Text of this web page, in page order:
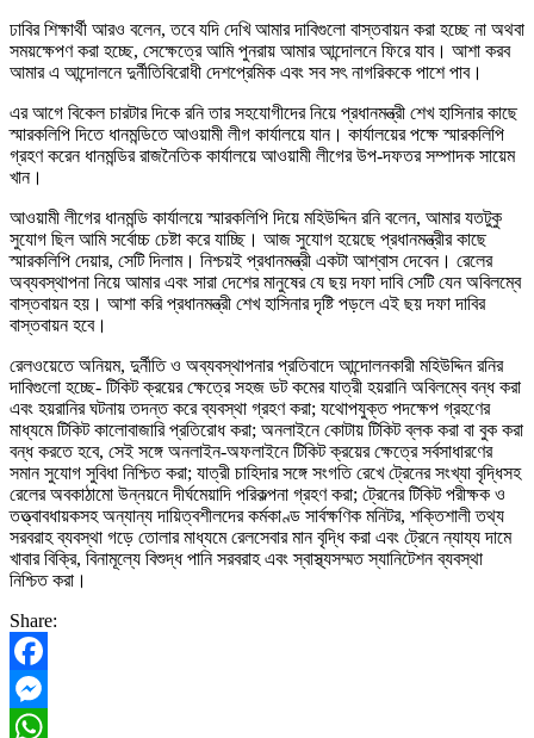
ঢাবির শিক্ষার্থী আরও বলেন, তবে যদি দেখি আমার দাবিগুলো বাস্তবায়ন করা হচ্ছে না অথবা
সময়ক্ষেপণ করা হচ্ছে, সেক্ষেত্রে আমি পুনরায় আমার আন্দোলনে ফিরে যাব। আশা করব
আমার এ আন্দোলনে দুর্নীতিবিরোধী দেশপ্রেমিক এবং সব সৎ নাগরিককে পাশে পাব।
এর আগে বিকেল চারটার দিকে রনি তার সহযোগীদের নিয়ে প্রধানমন্ত্রী শেখ হাসিনার কাছে
স্মারকলিপি দিতে ধানমন্ডিতে আওয়ামী লীগ কার্যালয়ে যান। কার্যালয়ের পক্ষে স্মারকলিপি
গ্রহণ করেন ধানমন্ডির রাজনৈতিক কার্যালয়ে আওয়ামী লীগের উপ-দফতর সম্পাদক সায়েম
খান।
আওয়ামী লীগের ধানমন্ডি কার্যালয়ে স্মারকলিপি দিয়ে মহিউদ্দিন রনি বলেন, আমার যতটুকু
সুযোগ ছিল আমি সর্বোচ্চ চেষ্টা করে যাচ্ছি। আজ সুযোগ হয়েছে প্রধানমন্ত্রীর কাছে
স্মারকলিপি দেয়ার, সেটি দিলাম। নিশ্চয়ই প্রধানমন্ত্রী একটা আশ্বাস দেবেন। রেলের
অব্যবস্থাপনা নিয়ে আমার এবং সারা দেশের মানুষের যে ছয় দফা দাবি সেটি যেন অবিলম্বে
বাস্তবায়ন হয়। আশা করি প্রধানমন্ত্রী শেখ হাসিনার দৃষ্টি পড়লে এই ছয় দফা দাবির
বাস্তবায়ন হবে।
রেলওয়েতে অনিয়ম, দুর্নীতি ও অব্যবস্থাপনার প্রতিবাদে আন্দোলনকারী মহিউদ্দিন রনির
দাবিগুলো হচ্ছে- টিকিট ক্রয়ের ক্ষেত্রে সহজ ডট কমের যাত্রী হয়রানি অবিলম্বে বন্ধ করা
এবং হয়রানির ঘটনায় তদন্ত করে ব্যবস্থা গ্রহণ করা; যথোপযুক্ত পদক্ষেপ গ্রহণের
মাধ্যমে টিকিট কালোবাজারি প্রতিরোধ করা; অনলাইনে কোটায় টিকিট ব্লক করা বা বুক করা
বন্ধ করতে হবে, সেই সঙ্গে অনলাইন-অফলাইনে টিকিট ক্রয়ের ক্ষেত্রে সর্বসাধারণের
সমান সুযোগ সুবিধা নিশ্চিত করা; যাত্রী চাহিদার সঙ্গে সংগতি রেখে ট্রেনের সংখ্যা বৃদ্ধিসহ
রেলের অবকাঠামো উন্নয়নে দীর্ঘমেয়াদি পরিকল্পনা গ্রহণ করা; ট্রেনের টিকিট পরীক্ষক ও
তত্ত্বাবধায়কসহ অন্যান্য দায়িত্বশীলদের কর্মকাণ্ড সার্বক্ষণিক মনিটর, শক্তিশালী তথ্য
সরবরাহ ব্যবস্থা গড়ে তোলার মাধ্যমে রেলসেবার মান বৃদ্ধি করা এবং ট্রেনে ন্যায্য দামে
খাবার বিক্রি, বিনামূল্যে বিশুদ্ধ পানি সরবরাহ এবং স্বাস্থ্যসম্মত স্যানিটেশন ব্যবস্থা
নিশ্চিত করা।
Share:
Facebook
Messenger